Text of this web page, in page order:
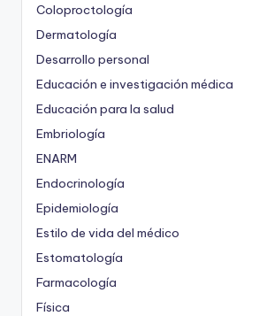
Coloproctología
Dermatología
Desarrollo personal
Educación e investigación médica
Educación para la salud
Embriología
ENARM
Endocrinología
Epidemiología
Estilo de vida del médico
Estomatología
Farmacología
Física